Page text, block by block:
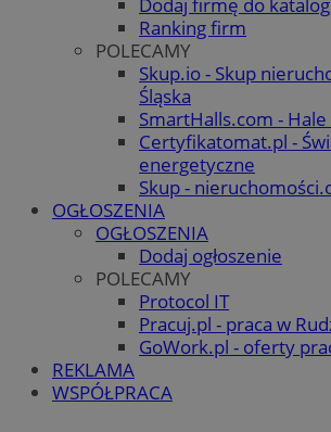
Ranking firm
POLECAMY
Skup.io - Skup
Śląska
SmartHalls.com -
Certyfikatomat.pl -
energetyczne
Skup -
OGŁOSZENIA
OGŁOSZENIA
Dodaj ogłoszenie
POLECAMY
Protocol IT
Pracuj.pl - praca w
GoWork.pl - oferty
REKLAMA
WSPÓŁPRACA